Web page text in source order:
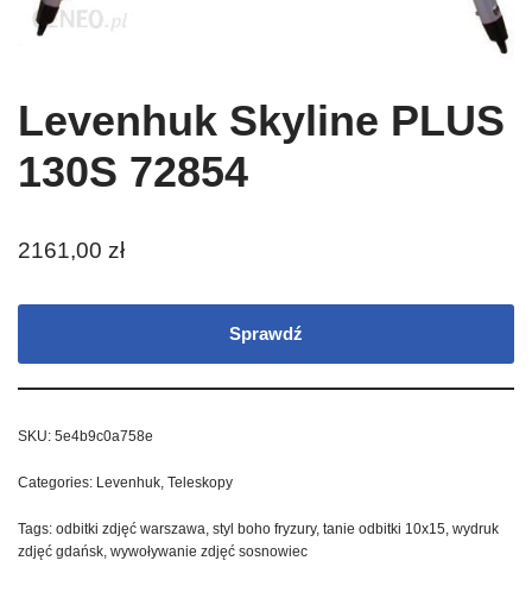
Levenhuk Skyline PLUS
130S 72854
2161,00 zł
Sprawdź
SKU: 5e4b9c0a758e
Categories: Levenhuk, Teleskopy
Tags: odbitki zdjęć warszawa, styl boho fryzury, tanie odbitki 10x15, wydruk
zdjęć gdańsk, wywoływanie zdjęć sosnowiec